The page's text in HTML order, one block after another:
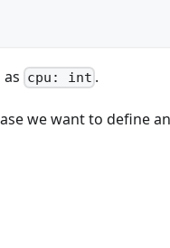
as cpu: int .
we want to define